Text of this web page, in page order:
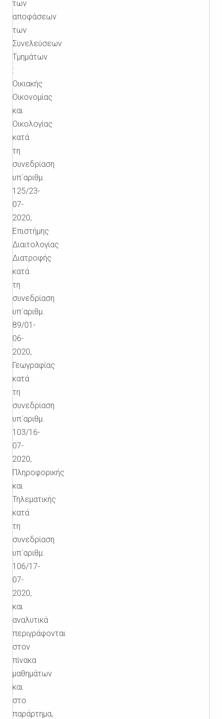
των
αποφάσεων
των
Συνελεύσεων
Τμημάτων
:
Οικιακής
Οικονομίας
και
Οικολογίας
κατά
τη
συνεδρίαση
υπ΄αριθμ.
125/23-
07-
2020,
Επιστήμης
Διαιτολογίας
Διατροφής
κατά
τη
συνεδρίαση
υπ΄αριθμ.
89/01-
06-
2020,
Γεωγραφίας
κατά
τη
συνεδρίαση
υπ΄αριθμ.
103/16-
07-
2020,
Πληροφορικής
και
Τηλεματικής
κατά
τη
συνεδρίαση
υπ΄αριθμ.
106/17-
07-
2020,
και
αναλυτικά
περιγράφονται
στον
πίνακα
μαθημάτων
και
στο
παράρτημα,